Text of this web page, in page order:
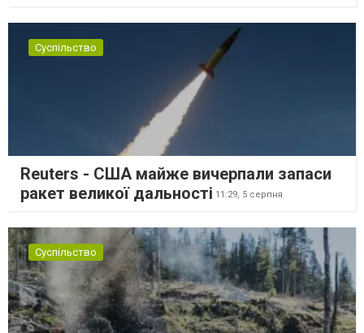
Суспільство
Reuters - США майже вичерпали запаси
ракет великої дальності 11:29, 5 серпня
Суспільство